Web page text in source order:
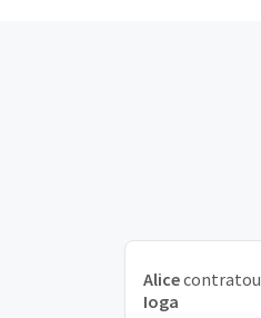
Alicecontratou
Ioga